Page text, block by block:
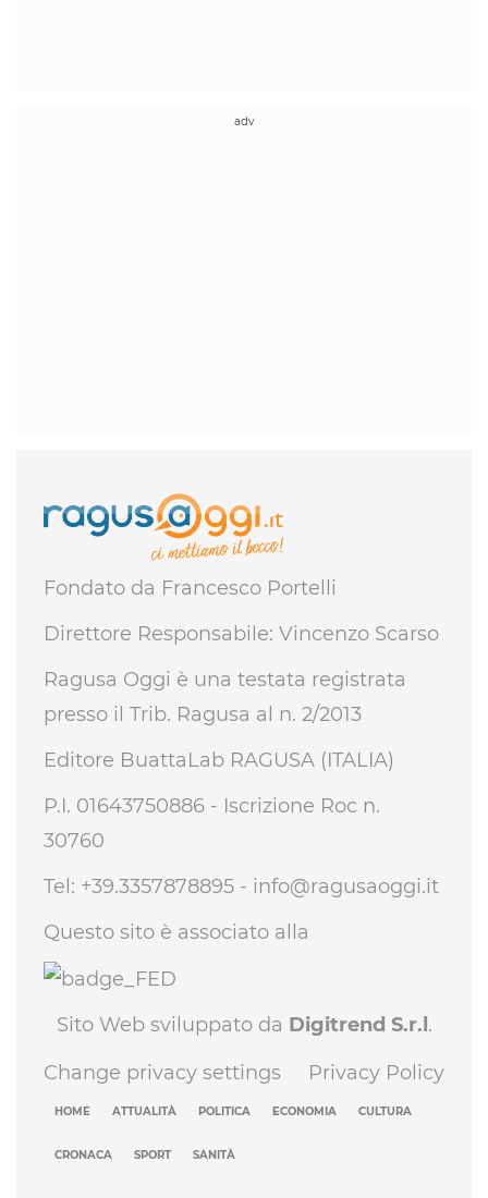
Fondato da Francesco Portelli
Direttore Responsabile: Vincenzo Scarso
Ragusa Oggi è una testata registrata
presso il Trib. Ragusa al n. 2/2013
Editore BuattaLab RAGUSA (ITALIA)
P.I. 01643750886 - Iscrizione Roc n.
30760
Tel: +39.3357878895 - info@ragusaoggi.it
Questo sito è associato alla
Sito Web sviluppato da Digitrend S.r.l .
Change privacy settings
Privacy Policy
HOME ATTUALITÀ POLITICA ECONOMIA CULTURA
CRONACA SPORT SANITÀ